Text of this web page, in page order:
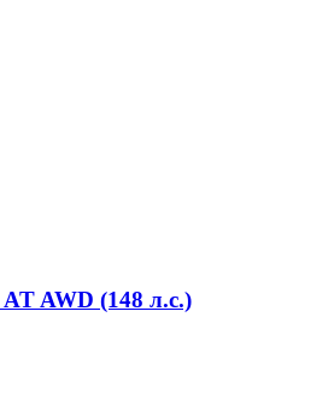
AWD (148 л.с.)